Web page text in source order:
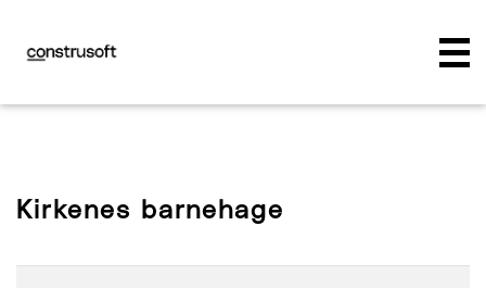
Kirkenes barnehage